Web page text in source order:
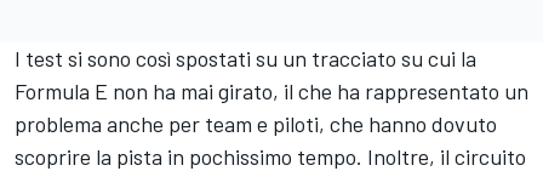
I test si sono così spostati su un tracciato su cui la
Formula E non ha mai girato, il che ha rappresentato un
problema anche per team e piloti, che hanno dovuto
scoprire la pista in pochissimo tempo. Inoltre, il circuito